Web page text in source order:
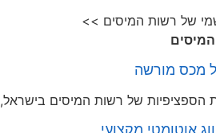
של רשות המיסים >>
הספציפיות של רשות המיסים